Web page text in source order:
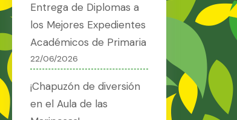
Entrega de Diplomas a
los Mejores Expedientes
Académicos de Primaria
22/06/2026
¡Chapuzón de diversión
en el Aula de las